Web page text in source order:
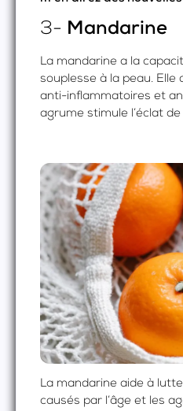
3- Mandarine
La mandarine a la
souplesse à la peau.
anti-inflammatoires et
agrume stimule l’éclat
La mandarine aide à
causés par l’âge et les